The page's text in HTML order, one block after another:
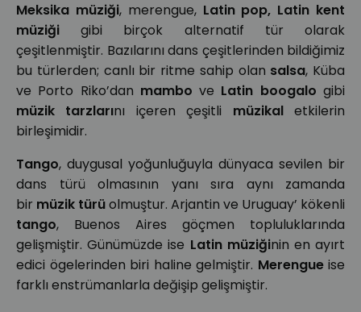
Meksika müziği, merengue, Latin pop, Latin kent
müziği gibi birçok alternatif tür olarak
çeşitlenmiştir. Bazılarını dans çeşitlerinden bildiğimiz
bu türlerden; canlı bir ritme sahip olan salsa, Küba
ve Porto Riko’dan mambo ve Latin boogalo gibi
müzik tarzlarını içeren çeşitli müzikaletkilerin
birleşimidir.
Tango, duygusal yoğunluğuyla dünyaca sevilen bir
dans türü olmasının yanı sıra aynı zamanda
bir müzik türüolmuştur. Arjantin ve Uruguay’ kökenli
tango, Buenos Aires göçmen topluluklarında
gelişmiştir. Günümüzde ise Latin müziğinin en ayırt
edici ögelerinden biri haline gelmiştir. Merengueise
farklı enstrümanlarla değişip gelişmiştir.